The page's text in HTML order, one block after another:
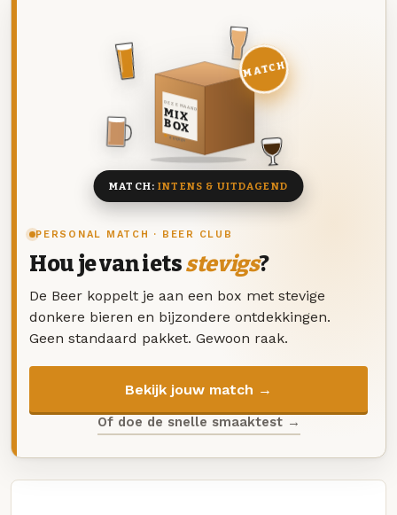
PERSONAL MATCH · BEER CLUB
Hou je van ietsstevigs?
De Beer koppelt je aan een box met stevige
donkere bieren en bijzondere ontdekkingen.
Geen standaard pakket. Gewoon raak.
Bekijk jouw match →
Of doe de snelle smaaktest →
DEZE MAAND
MIX
BOX
8 BIEREN
MATCH
MATCH:INTENS & UITDAGEND